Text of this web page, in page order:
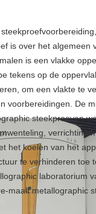
is over het
is een vlakke
tekens op de
om een vlakte te
voorbereidingen. De
steekproeven
verrichting
het koelen van het
te verhinderen toe
laboratorium
maalt metallographic